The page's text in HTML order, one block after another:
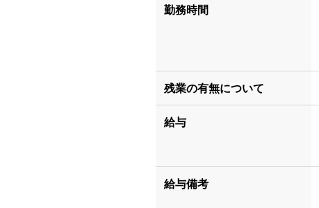
勤務時間
残業の有無について
給与
給与備考